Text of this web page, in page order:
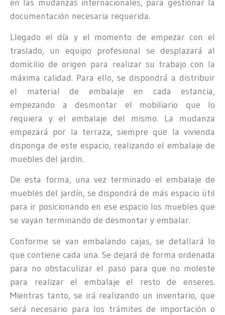
en las mudanzas internacionales, para gestionar la
documentación necesaria requerida.
Llegado el día y el momento de empezar con el
traslado, un equipo profesional se desplazará al
domicilio de origen para realizar su trabajo con la
máxima calidad. Para ello, se dispondrá a distribuir
el material de embalaje en cada estancia,
empezando a desmontar el mobiliario que lo
requiera y el embalaje del mismo. La mudanza
empezará por la terraza, siempre que la vivienda
disponga de este espacio, realizando el embalaje de
muebles del jardin.
De esta forma, una vez terminado el embalaje de
muebles del jardín, se dispondrá de más espacio útil
para ir posicionando en ese espacio los muebles que
se vayan terminando de desmontar y embalar.
Conforme se van embalando cajas, se detallará lo
que contiene cada una. Se dejará de forma ordenada
para no obstaculizar el paso para que no moleste
para realizar el embalaje el resto de enseres.
Mientras tanto, se irá realizando un inventario, que
será necesario para los trámites de importación o